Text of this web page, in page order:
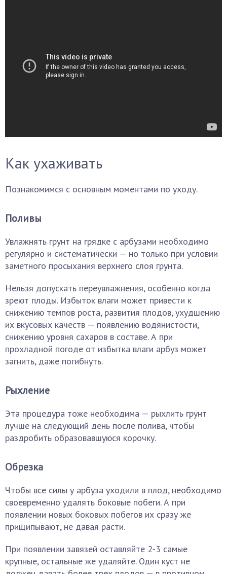
Как ухаживать
Познакомимся с основным моментами по уходу.
Поливы
Увлажнять грунт на грядке с арбузами необходимо
регулярно и систематически — но только при условии
заметного просыхания верхнего слоя грунта.
Нельзя допускать переувлажнения, особенно когда
зреют плоды. Избыток влаги может привести к
снижению темпов роста, развития плодов, ухудшению
их вкусовых качеств — появлению водянистости,
снижению уровня сахаров в составе. А при
прохладной погоде от избытка влаги арбуз может
загнить, даже погибнуть.
Рыхление
Эта процедура тоже необходима — рыхлить грунт
лучше на следующий день после полива, чтобы
раздробить образовавшуюся корочку.
Обрезка
Чтобы все силы у арбуза уходили в плод, необходимо
своевременно удалять боковые побеги. А при
появлении новых боковых побегов их сразу же
прищипывают, не давая расти.
При появлении завязей оставляйте 2-3 самые
крупные, остальные же удаляйте. Один куст не